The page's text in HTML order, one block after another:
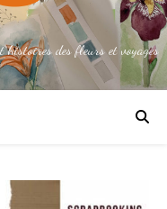
histoires des fleurs et voyages